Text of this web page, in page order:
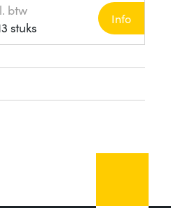
btw
stuks
Info